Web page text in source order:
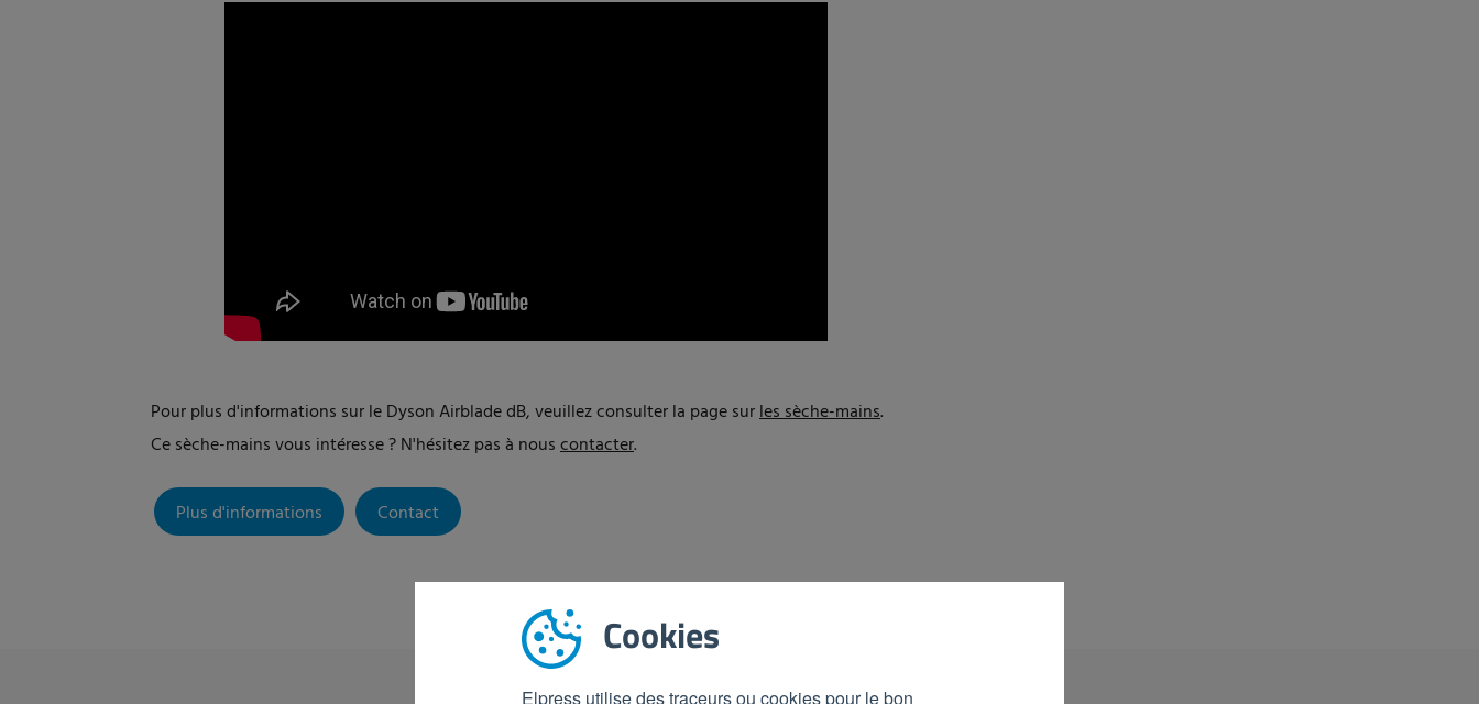
Cookies
Elpress utilise des traceurs ou cookies pour le bon
Pour plus d'informations sur le Dyson Airblade dB, veuillez consulter la page surles sèche-mains.
Ce sèche-mains vous intéresse ? N'hésitez pas à nouscontacter.
Plus d'informations Contact